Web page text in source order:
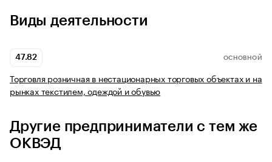
Виды деятельности
47.82 ОСНОВНОЙ
Торговля розничная в нестационарных торговых объектах и на
рынках текстилем, одеждой и обувью
Другие предприниматели с тем же
ОКВЭД